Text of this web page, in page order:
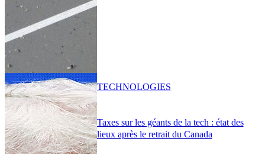
Taxes sur les géants de la tech : état des
lieux après le retrait du Canada
TECHNOLOGIES